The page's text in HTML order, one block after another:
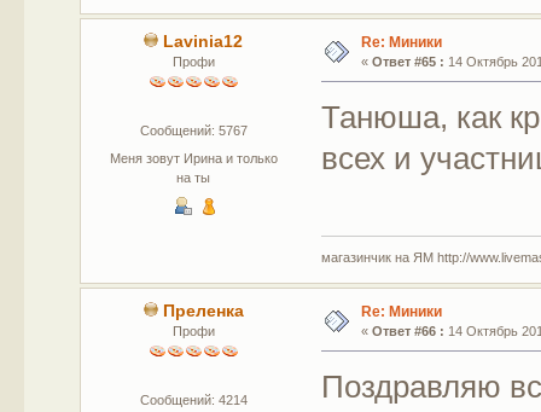
Lavinia12
Профи
Сообщений: 5767
Меня зовут Ирина и только
на ты
Re: Миники
« Ответ #65 : 14 Октябрь
Танюша, как
всех и
магазинчик на ЯМ http://
Преленка
Профи
Сообщений: 4214
Re: Миники
« Ответ #66 : 14 Октябрь
Поздравляю